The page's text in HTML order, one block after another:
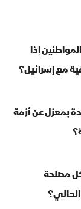
إذا
مع إسرائيل؟
بمعزل عن أزمة
مصلحة